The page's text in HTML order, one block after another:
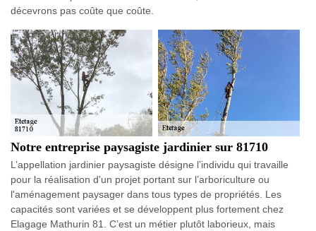
décevrons pas coûte que coûte.
Notre entreprise paysagiste jardinier sur 81710
L’appellation jardinier paysagiste désigne l’individu qui travaille
pour la réalisation d'un projet portant sur l’arboriculture ou
l'aménagement paysager dans tous types de propriétés. Les
capacités sont variées et se développent plus fortement chez
Elagage Mathurin 81. C’est un métier plutôt laborieux, mais